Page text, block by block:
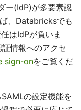
ー(IdP)が多要素認
、Databricksでも
はIdPが負いま
情報へのアクセ
sign-onをご覧くだ
の設定機能を